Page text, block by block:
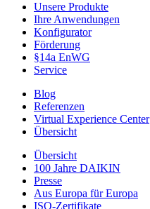
Unsere Produkte
Ihre Anwendungen
Konfigurator
Förderung
§14a EnWG
Service
Blog
Referenzen
Virtual Experience Center
Übersicht
Übersicht
100 Jahre DAIKIN
Presse
Aus Europa für Europa
ISO-Zertifikate